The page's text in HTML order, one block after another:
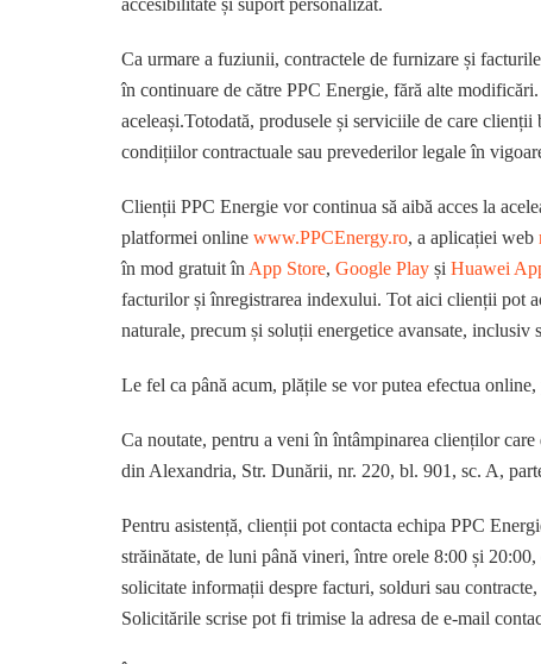
Ca urmare a fuziunii, contractele de furnizare și
în continuare de către PPC Energie, fără alte
aceleași.Totodată, produsele și serviciile de care
condițiilor contractuale sau prevederilor legale în
Clienții PPC Energie vor continua să aibă acces la
platformei online www.PPCEnergy.ro, a aplicației web
în mod gratuit în App Store, Google Play și Huawei
facturilor și înregistrarea indexului. Tot aici clienții pot
naturale, precum și soluții energetice avansate,
Le fel ca până acum, plățile se vor putea efectua
Ca noutate, pentru a veni în întâmpinarea clienților
din Alexandria, Str. Dunării, nr. 220, bl. 901, sc. A,
Pentru asistență, clienții pot contacta echipa PPC
străinătate, de luni până vineri, între orele 8:00 și
solicitate informații despre facturi, solduri sau
Solicitările scrise pot fi trimise la adresa de e-mail